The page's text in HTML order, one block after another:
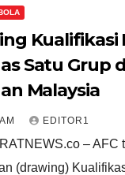
Kualifikasi
Satu Grup
Malaysia
EDITOR1
– AFC
(drawing)